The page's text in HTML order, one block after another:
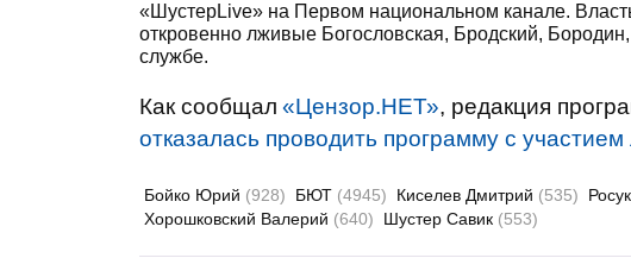
«ШустерLive» на Первом национальном канале.
откровенно лживые Богословская, Бродский,
службе.
Как сообщал «Цензор.НЕТ», редакция
отказалась проводить программу с
Бойко Юрий (928) БЮТ (4945) Киселев Дмитрий (535)
Хорошковский Валерий (640) Шустер Савик (553)